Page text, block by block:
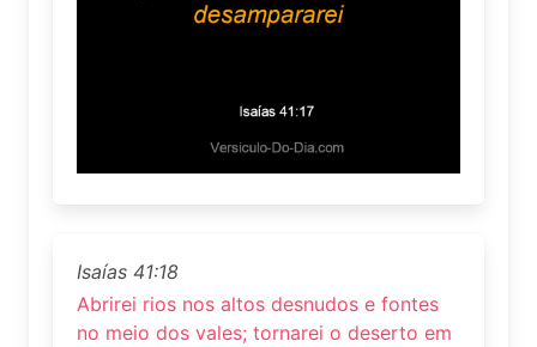
Isaías 41:18
Abrirei rios nos altos desnudos e fontes
no meio dos vales; tornarei o deserto em